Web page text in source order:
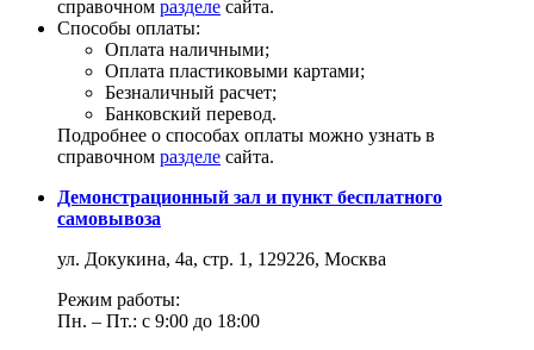
справочном разделе сайта.
Способы оплаты:
Оплата наличными;
Оплата пластиковыми картами;
Безналичный расчет;
Банковский перевод.
Подробнее о способах оплаты можно узнать в
справочном разделе сайта.
Демонстрационный зал и пункт бесплатного
самовывоза
ул. Докукина, 4а, стр. 1, 129226, Москва
Режим работы:
Пн. – Пт.: с 9:00 до 18:00